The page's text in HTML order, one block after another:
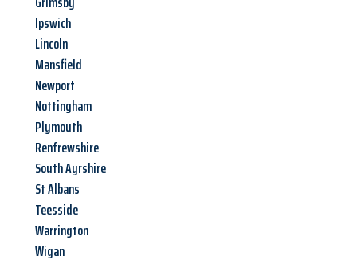
Ipswich
Lincoln
Mansfield
Newport
Nottingham
Plymouth
Renfrewshire
South Ayrshire
St Albans
Teesside
Warrington
Wigan